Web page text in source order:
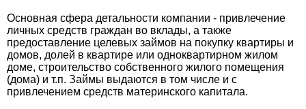
Основная сфера детальности компании - привлечение
личных средств граждан во вклады, а также
предоставление целевых займов на покупку квартиры и
домов, долей в квартире или одноквартирном жилом
доме, строительство собственного жилого помещения
(дома) и т.п. Займы выдаются в том числе и с
привлечением средств материнского капитала.